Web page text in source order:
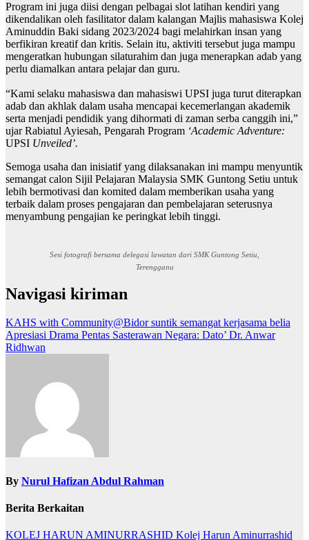
Program ini juga diisi dengan pelbagai slot latihan kendiri yang
dikendalikan oleh fasilitator dalam kalangan Majlis mahasiswa Kolej
Aminuddin Baki sidang 2023/2024 bagi melahirkan insan yang
berfikiran kreatif dan kritis. Selain itu, aktiviti tersebut juga mampu
mengeratkan hubungan silaturahim dan juga menerapkan adab yang
perlu diamalkan antara pelajar dan guru.
“Kami selaku mahasiswa dan mahasiswi UPSI juga turut diterapkan
adab dan akhlak dalam usaha mencapai kecemerlangan akademik
serta menjadi pendidik yang dihormati di zaman serba canggih ini,”
ujar Rabiatul Ayiesah, Pengarah Program ‘Academic Adventure:
UPSI Unveiled’.
Semoga usaha dan inisiatif yang dilaksanakan ini mampu menyuntik
semangat calon Sijil Pelajaran Malaysia SMK Guntong Setiu untuk
lebih bermotivasi dan komited dalam memberikan usaha yang
terbaik dalam proses pengajaran dan pembelajaran seterusnya
menyambung pengajian ke peringkat lebih tinggi.
Sesi fotografi bersama delegasi lawatan dari SMK Guntong Setiu,
Terengganu
Navigasi kiriman
KAHS with Community@Bidor suntik semangat kerjasama belia
Apresiasi Drama Pentas Sasterawan Negara: Dato’ Dr. Anwar
Ridhwan
By Nurul Hafizan Abdul Rahman
Berita Berkaitan
KOLEJ HARUN AMINURRASHID Kolej Harun Aminurrashid